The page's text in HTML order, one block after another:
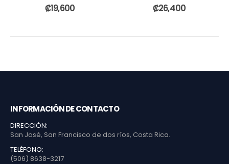
0out of 5
₡19,600 0out of 5
₡26,400
INFORMACIÓN DE CONTACTO
DIRECCIÓN:
San José, San Francisco de dos ríos, Costa Rica.
TELÉFONO:
(506) 8638-3217